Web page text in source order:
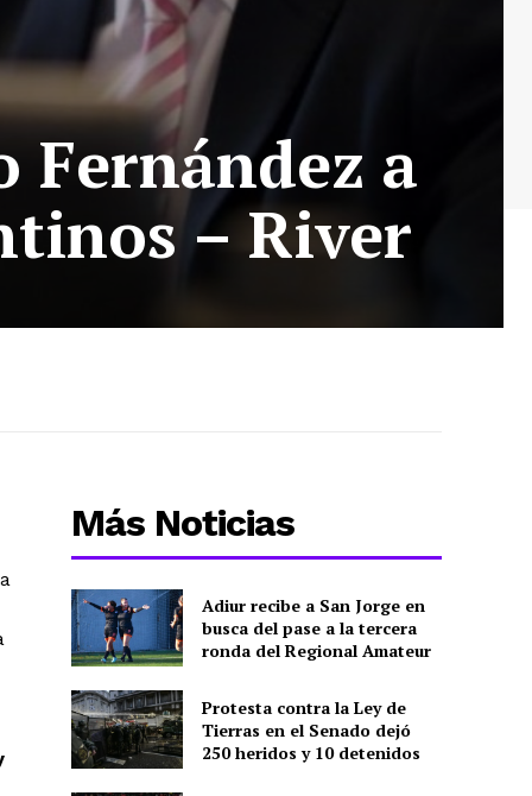
Fernández a
– River
Más Noticias
Adiur recibe a San Jorge en
busca del pase a la tercera
ronda del Regional Amateur
Protesta contra la Ley de
Tierras en el Senado dejó
250 heridos y 10 detenidos